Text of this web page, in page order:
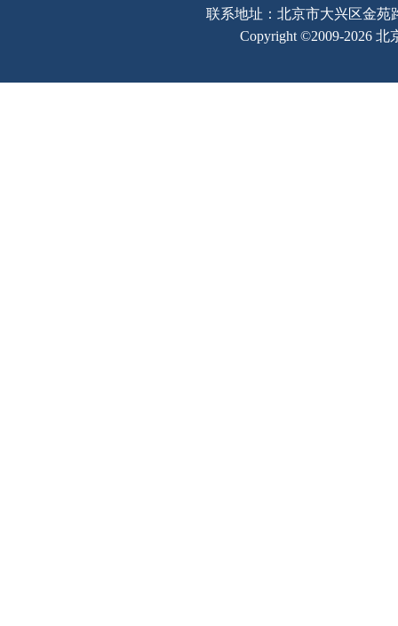
联系地址：北京市大兴区金苑
Copyright ©2009-2026 北